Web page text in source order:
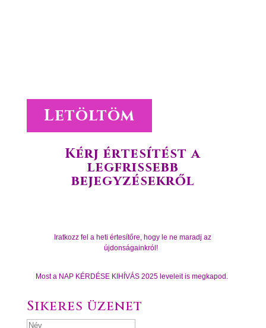
Letöltöm
Kérj értesítést a
legfrissebb
bejegyzésekről
Iratkozz fel a heti értesítőre, hogy le ne maradj az
újdonságainkról!
Most a NAP KÉRDÉSE KIHÍVÁS 2025 leveleit is megkapod.
Sikeres üzenet